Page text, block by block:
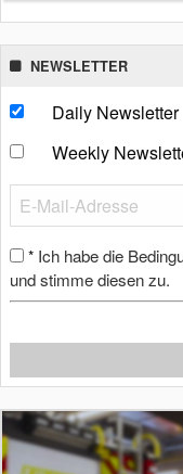
NEWSLETTER
Daily Newsletter
Weekly
* Ich habe die
und stimme diesen zu.